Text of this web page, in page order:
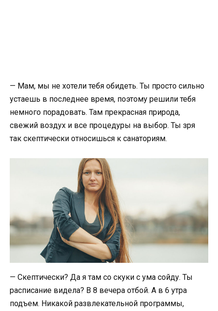
— Мам, мы не хотели тебя обидеть. Ты просто сильно
устаешь в последнее время, поэтому решили тебя
немного порадовать. Там прекрасная природа,
свежий воздух и все процедуры на выбор. Ты зря
так скептически относишься к санаториям.
— Скептически? Да я там со скуки с ума сойду. Ты
расписание видела? В 8 вечера отбой. А в 6 утра
подъем. Никакой развлекательной программы,